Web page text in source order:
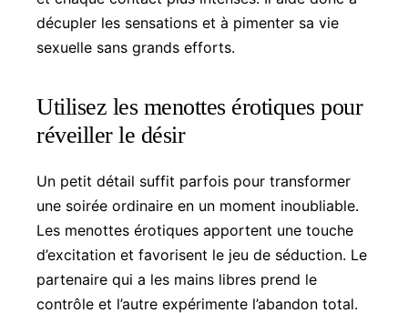
décupler les sensations et à pimenter sa vie
sexuelle sans grands efforts.
Utilisez les menottes érotiques pour
réveiller le désir
Un petit détail suffit parfois pour transformer
une soirée ordinaire en un moment inoubliable.
Les menottes érotiques apportent une touche
d’excitation et favorisent le jeu de séduction. Le
partenaire qui a les mains libres prend le
contrôle et l’autre expérimente l’abandon total.